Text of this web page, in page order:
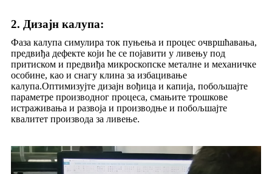
2. Дизајн калупа:
Фаза калупа симулира ток пуњења и процес очвршћавања,
предвиђа дефекте који ће се појавити у ливењу под
притиском и предвиђа микроскопске металне и механичке
особине, као и снагу клина за избацивање
калупа.Оптимизујте дизајн вођица и капија, побољшајте
параметре производног процеса, смањите трошкове
истраживања и развоја и производње и побољшајте
квалитет производа за ливење.